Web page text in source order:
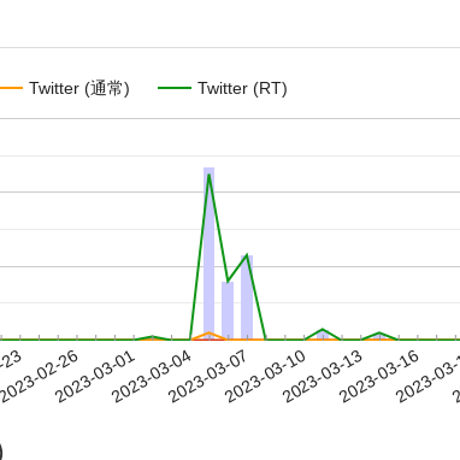
Twitter (通常) Twitter (RT)
02-26
2023-03-012023-03-042023-03-072023-03-102023-03-132023-03-16
2023-